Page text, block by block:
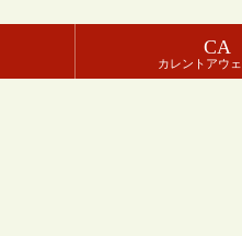
CA
カレントアウ